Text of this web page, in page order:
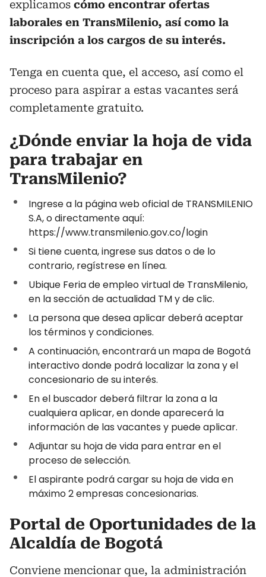
explicamos cómo encontrar ofertas
laborales en TransMilenio, así como la
inscripción a los cargos de su interés.
Tenga en cuenta que, el acceso, así como el
proceso para aspirar a estas vacantes será
completamente gratuito.
¿Dónde enviar la hoja de vida
para trabajar en
TransMilenio?
Ingrese a la página web oficial de TRANSMILENIO
S.A, o directamente aquí:
https://www.transmilenio.gov.co/login
Si tiene cuenta, ingrese sus datos o de lo
contrario, regístrese en línea.
Ubique Feria de empleo virtual de TransMilenio,
en la sección de actualidad TM y de clic.
La persona que desea aplicar deberá aceptar
los términos y condiciones.
A continuación, encontrará un mapa de Bogotá
interactivo donde podrá localizar la zona y el
concesionario de su interés.
En el buscador deberá filtrar la zona a la
cualquiera aplicar, en donde aparecerá la
información de las vacantes y puede aplicar.
Adjuntar su hoja de vida para entrar en el
proceso de selección.
El aspirante podrá cargar su hoja de vida en
máximo 2 empresas concesionarias.
Portal de Oportunidades de la
Alcaldía de Bogotá
Conviene mencionar que, la administración